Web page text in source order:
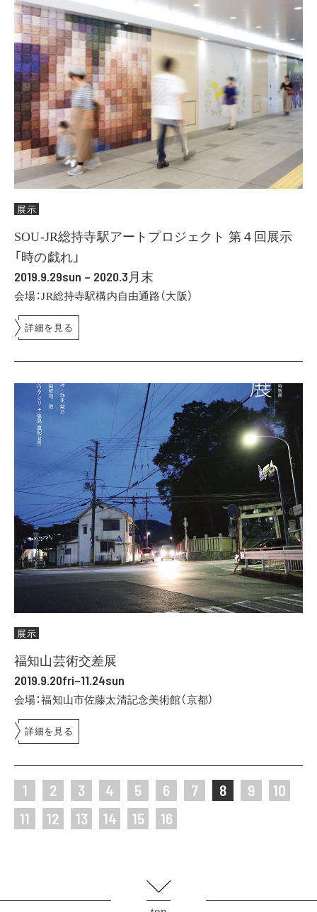
展示
SOU-JR総持寺駅アートプロジェクト 第４回展示
「時の戯れ」
2019.9.29sun – 2020.3月末
会場：JR総持寺駅構内自由通路（大阪）
詳細を見る
展示
福知山芸術交差展
2019.9.20fri–11.24sun
会場：福知山市佐藤太清記念美術館（京都）
詳細を見る
1 2 3 4 5 6 7 8 9
10
11
12 13 14 15 16